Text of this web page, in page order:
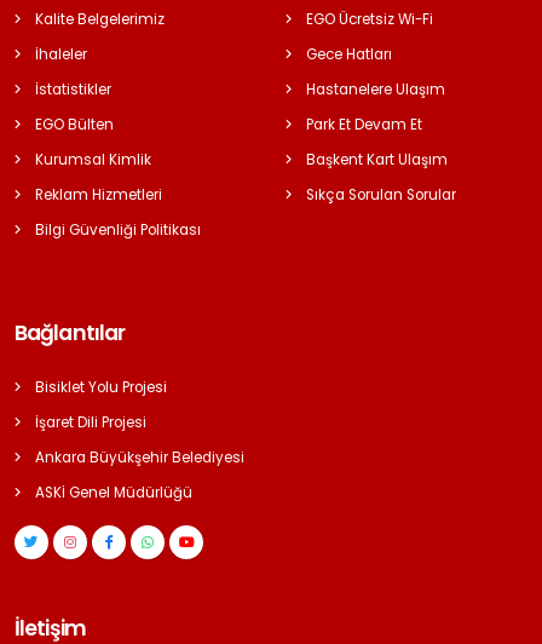
Kalite Belgelerimiz
İhaleler
İstatistikler
EGO Bülten
Kurumsal Kimlik
Reklam Hizmetleri
Bilgi Güvenliği Politikası
EGO Ücretsiz Wi-Fi
Gece Hatları
Hastanelere Ulaşım
Park Et Devam Et
Başkent Kart Ulaşım
Sıkça Sorulan Sorular
Bağlantılar
Bisiklet Yolu Projesi
İşaret Dili Projesi
Ankara Büyükşehir Belediyesi
ASKİ Genel Müdürlüğü
İletişim